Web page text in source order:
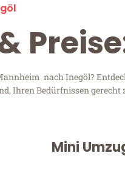
nach Inegöl?
Ihren Bedürfnissen
Mini